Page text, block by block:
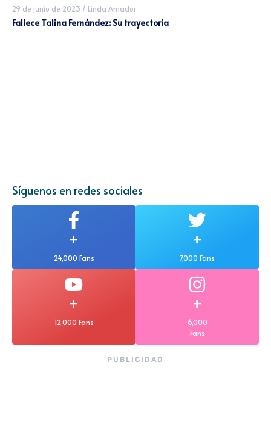
29 de junio de 2023 / Linda Amador
Fallece Talina Fernández: Su trayectoria
Síguenos en redes sociales
+
24,000 Fans
+
7,000 Fans
+
12,000 Fans
+
6,000
Fans
PUBLICIDAD